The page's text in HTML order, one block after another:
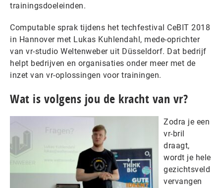
trainingsdoeleinden.
Computable sprak tijdens het techfestival CeBIT 2018
in Hannover met Lukas Kuhlendahl, mede-oprichter
van vr-studio Weltenweber uit Düsseldorf. Dat bedrijf
helpt bedrijven en organisaties onder meer met de
inzet van vr-oplossingen voor trainingen.
Wat is volgens jou de kracht van vr?
Zodra je een
vr-bril
draagt,
wordt je hele
gezichtsveld
vervangen